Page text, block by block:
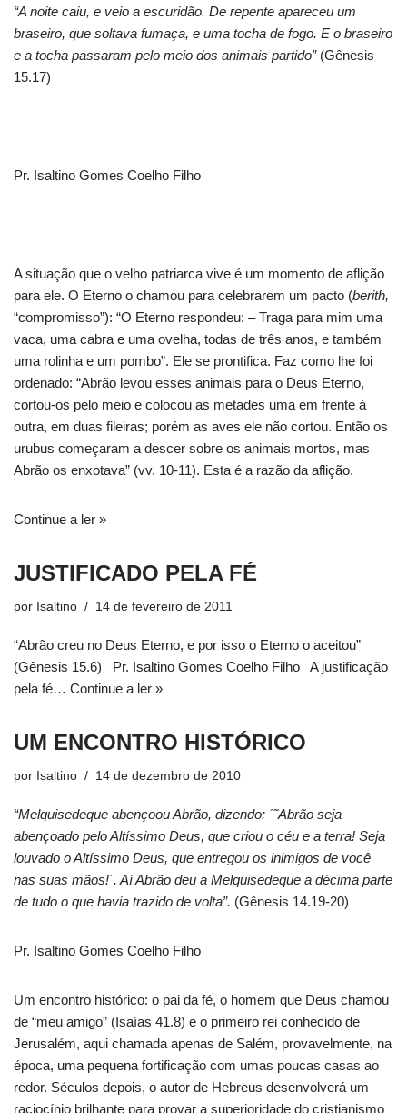
“A noite caiu, e veio a escuridão. De repente apareceu um
braseiro, que soltava fumaça, e uma tocha de fogo. E o braseiro
e a tocha passaram pelo meio dos animais partido” (Gênesis
15.17)
Pr. Isaltino Gomes Coelho Filho
A situação que o velho patriarca vive é um momento de aflição
para ele. O Eterno o chamou para celebrarem um pacto (berith,
“compromisso”): “O Eterno respondeu: – Traga para mim uma
vaca, uma cabra e uma ovelha, todas de três anos, e também
uma rolinha e um pombo”. Ele se prontifica. Faz como lhe foi
ordenado: “Abrão levou esses animais para o Deus Eterno,
cortou-os pelo meio e colocou as metades uma em frente à
outra, em duas fileiras; porém as aves ele não cortou. Então os
urubus começaram a descer sobre os animais mortos, mas
Abrão os enxotava” (vv. 10-11). Esta é a razão da aflição.
Continue a ler »
JUSTIFICADO PELA FÉ
por Isaltino 14 de fevereiro de 2011
“Abrão creu no Deus Eterno, e por isso o Eterno o aceitou”
(Gênesis 15.6) Pr. Isaltino Gomes Coelho Filho A justificação
pela fé… Continue a ler »
UM ENCONTRO HISTÓRICO
por Isaltino 14 de dezembro de 2010
“Melquisedeque abençoou Abrão, dizendo: ´˜Abrão seja
abençoado pelo Altíssimo Deus, que criou o céu e a terra! Seja
louvado o Altíssimo Deus, que entregou os inimigos de você
nas suas mãos!´. Aí Abrão deu a Melquisedeque a décima parte
de tudo o que havia trazido de volta”. (Gênesis 14.19-20)
Pr. Isaltino Gomes Coelho Filho
Um encontro histórico: o pai da fé, o homem que Deus chamou
de “meu amigo” (Isaías 41.8) e o primeiro rei conhecido de
Jerusalém, aqui chamada apenas de Salém, provavelmente, na
época, uma pequena fortificação com umas poucas casas ao
redor. Séculos depois, o autor de Hebreus desenvolverá um
raciocínio brilhante para provar a superioridade do cristianismo